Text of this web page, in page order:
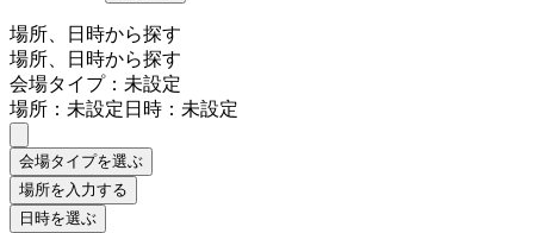
場所、日時から探す
場所、日時から探す
会場タイプ：未設定
場所：未設定日時：未設定
会場タイプを選ぶ
場所を入力する
日時を選ぶ